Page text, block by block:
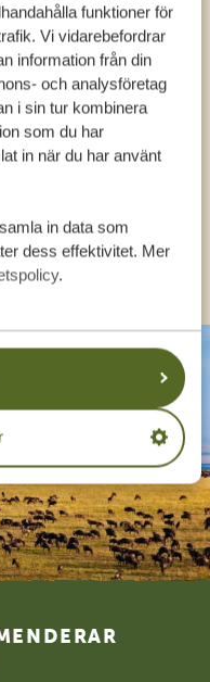
funktioner för
Vi vidarebefordrar
information från din
och analysföretag
i sin tur kombinera
som du har
in när du har använt
in data som
dess effektivitet. Mer
.
FRÅN VÅRA